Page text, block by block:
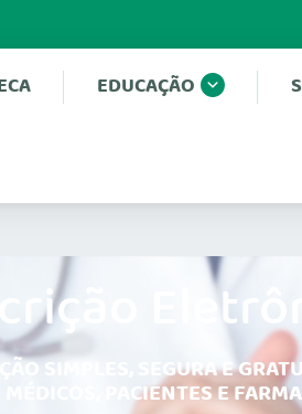
EDUCAÇÃO
SIMPLES, SEGURA E
PACIENTES E